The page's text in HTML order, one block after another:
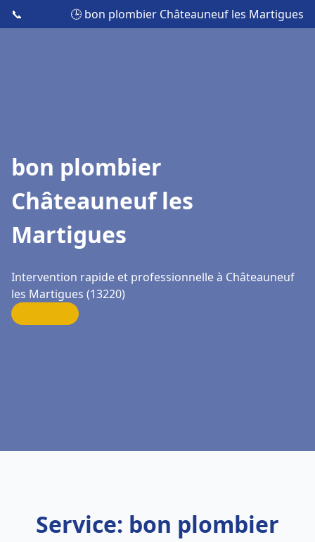
📞 🕒 bon plombier Châteauneuf les Martigues
bon plombier
Châteauneuf les
Martigues
Intervention rapide et professionnelle à Châteauneuf
les Martigues (13220)
Service: bon plombier